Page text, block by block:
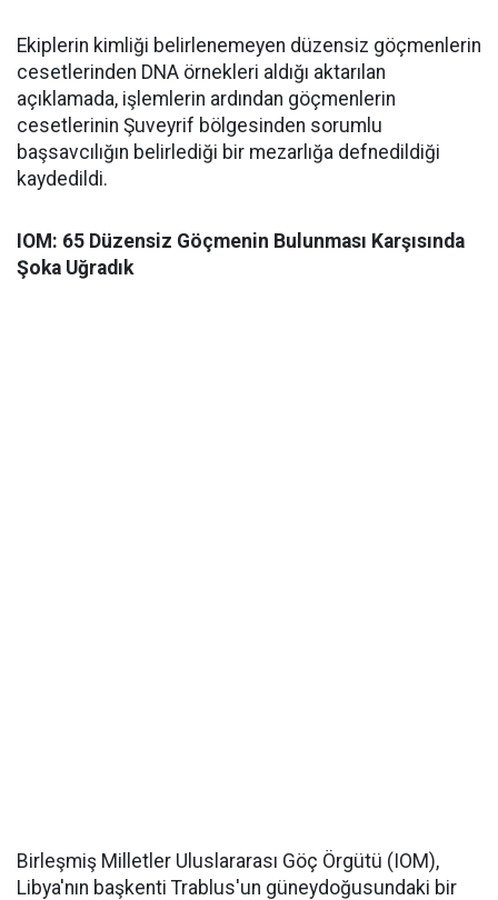
Ekiplerin kimliği belirlenemeyen düzensiz göçmenlerin
cesetlerinden DNA örnekleri aldığı aktarılan
açıklamada, işlemlerin ardından göçmenlerin
cesetlerinin Şuveyrif bölgesinden sorumlu
başsavcılığın belirlediği bir mezarlığa defnedildiği
kaydedildi.
IOM: 65 Düzensiz Göçmenin Bulunması Karşısında
Şoka Uğradık
Birleşmiş Milletler Uluslararası Göç Örgütü (IOM),
Libya'nın başkenti Trablus'un güneydoğusundaki bir